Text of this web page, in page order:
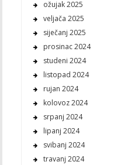
ožujak 2025
veljača 2025
siječanj 2025
prosinac 2024
studeni 2024
listopad 2024
rujan 2024
kolovoz 2024
srpanj 2024
lipanj 2024
svibanj 2024
travanj 2024